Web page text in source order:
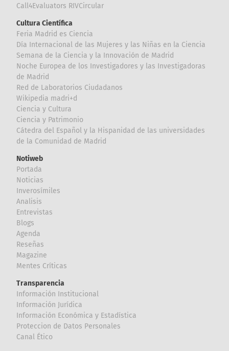
Call4Evaluators RIVCircular
Cultura Científica
Feria Madrid es Ciencia
Día Internacional de las Mujeres y las Niñas en la Ciencia
Semana de la Ciencia y la Innovación de Madrid
Noche Europea de los Investigadores y las Investigadoras
de Madrid
Red de Laboratorios Ciudadanos
Wikipedia madri+d
Ciencia y Cultura
Ciencia y Patrimonio
Cátedra del Español y la Hispanidad de las universidades
de la Comunidad de Madrid
Notiweb
Portada
Noticias
Inverosímiles
Analisis
Entrevistas
Blogs
Agenda
Reseñas
Magazine
Mentes Críticas
Transparencia
Información Institucional
Información Jurídica
Información Económica y Estadística
Proteccion de Datos Personales
Canal Ético